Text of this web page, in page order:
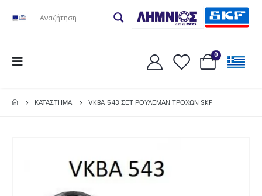
0
ΚΑΤΆΣΤΗΜΑ VKBA 543 ΣΕΤ ΡΟΥΛΕΜΆΝ ΤΡΟΧΏΝ SKF